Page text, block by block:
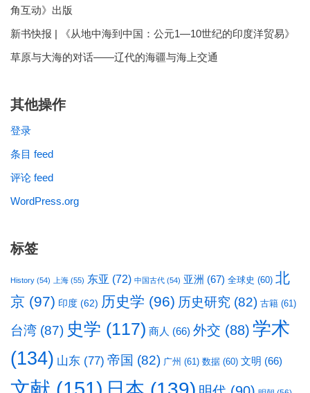
角互动》出版
新书快报 | 《从地中海到中国：公元1—10世纪的印度洋贸易》
草原与大海的对话——辽代的海疆与海上交通
其他操作
登录
条目 feed
评论 feed
WordPress.org
标签
History (54) 上海 (55) 东亚 (72) 中国古代 (54) 亚洲 (67) 全球史 (60) 北
京 (97) 印度 (62) 历史学 (96) 历史研究 (82) 古籍 (61)
台湾 (87) 史学 (117) 商人 (66) 外交 (88) 学术
(134) 山东 (77) 帝国 (82) 广州 (61) 数据 (60) 文明 (66)
文献 (151)